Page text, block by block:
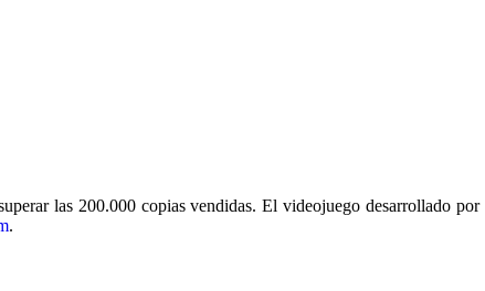
las 200.000 copias vendidas. El videojuego desarrollado por
.